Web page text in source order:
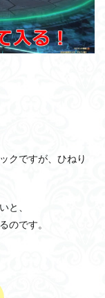
クですが、ひねり
と、
のです。